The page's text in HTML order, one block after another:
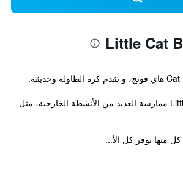
يتسنى لنزلاء Little Cat Ba ممارسة العديد من الأنشطة الخارجية، مثل